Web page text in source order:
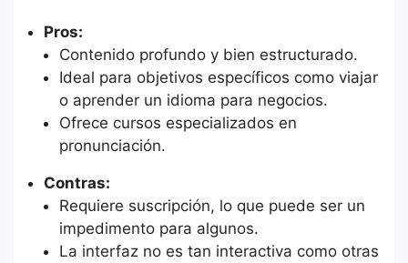
Pros:
Contenido profundo y bien estructurado.
Ideal para objetivos específicos como viajar
o aprender un idioma para negocios.
Ofrece cursos especializados en
pronunciación.
Contras:
Requiere suscripción, lo que puede ser un
impedimento para algunos.
La interfaz no es tan interactiva como otras